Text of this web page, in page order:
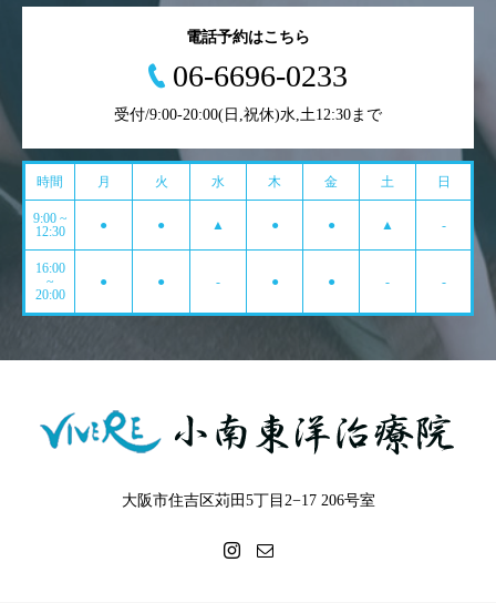
電話予約はこちら
06-6696-0233
受付/9:00-20:00(日,祝休)水,土12:30まで
時間 月 火 水 木 金 土 日
9:00 ~
12:30
● ● ▲ ● ● ▲ -
16:00
~
20:00
● ● - ● ● - -
大阪市住吉区苅田5丁目2−17 206号室